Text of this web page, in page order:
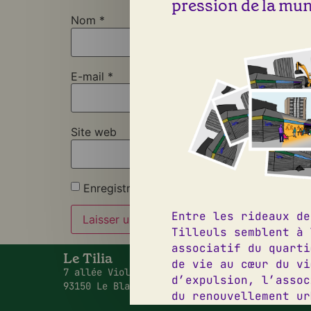
Nom *
E-mail *
Site web
Enregistrer mon nom, mon e-mail et mon
Le Tilia
7 allée Viollet Le Duc,
93150 Le Blanc Mesnil
09 50
pression de la
Entre les rideaux
Tilleuls semblent
associatif du
de vie au cœur du
d’expulsion,
du renouvellement